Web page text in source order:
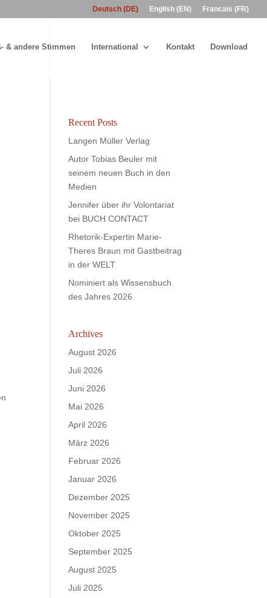
Deutsch (DE) English (EN) Francais (FR)
& andere Stimmen International Kontakt Download
Recent Posts
Langen Müller Verlag
Autor Tobias Beuler mit
seinem neuen Buch in den
Medien
Jennifer über ihr Volontariat
bei BUCH CONTACT
Rhetorik-Expertin Marie-
Theres Braun mit Gastbeitrag
in der WELT
Nominiert als Wissensbuch
des Jahres 2026
Archives
August 2026
Juli 2026
Juni 2026
Mai 2026
April 2026
März 2026
Februar 2026
Januar 2026
Dezember 2025
November 2025
Oktober 2025
September 2025
August 2025
Juli 2025